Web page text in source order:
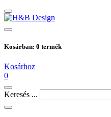
Kosárban: 0 termék
Kosárhoz
0
Keresés ...